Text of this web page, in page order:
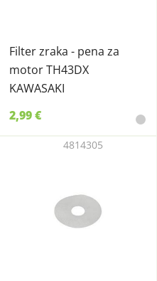
Filter zraka - pena za
motor TH43DX
KAWASAKI
2,99 €
4814305